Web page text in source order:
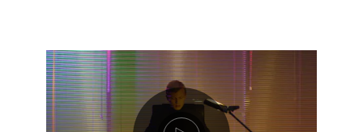
動画を再生します